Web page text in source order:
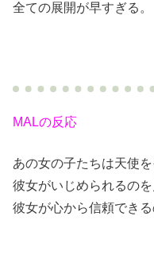
全ての展開が早すぎる。
MALの反応
あの女の子たちは天使
彼女がいじめられるの
彼女が心から信頼でき